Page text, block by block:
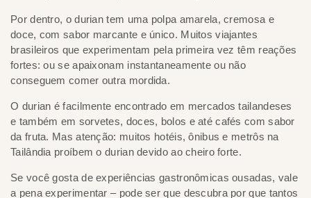
Por dentro, o durian tem uma polpa amarela, cremosa e
doce, com sabor marcante e único. Muitos viajantes
brasileiros que experimentam pela primeira vez têm reações
fortes: ou se apaixonam instantaneamente ou não
conseguem comer outra mordida.
O durian é facilmente encontrado em mercados tailandeses
e também em sorvetes, doces, bolos e até cafés com sabor
da fruta. Mas atenção: muitos hotéis, ônibus e metrôs na
Tailândia proíbem o durian devido ao cheiro forte.
Se você gosta de experiências gastronômicas ousadas, vale
a pena experimentar – pode ser que descubra por que tantos